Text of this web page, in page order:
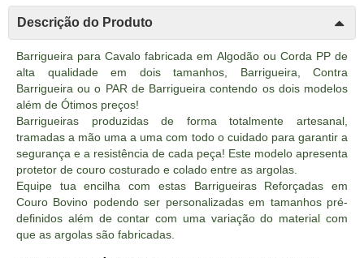
Descrição do Produto
Barrigueira para Cavalo fabricada em Algodão ou Corda PP de
alta qualidade em dois tamanhos, Barrigueira, Contra
Barrigueira ou o PAR de Barrigueira contendo os dois modelos
além de Ótimos preços!
Barrigueiras produzidas de forma totalmente artesanal,
tramadas a mão uma a uma com todo o cuidado para garantir a
segurança e a resistência de cada peça! Este modelo apresenta
protetor de couro costurado e colado entre as argolas.
Equipe tua encilha com estas Barrigueiras Reforçadas em
Couro Bovino podendo ser personalizadas em tamanhos pré-
definidos além de contar com uma variação do material com
que as argolas são fabricadas.